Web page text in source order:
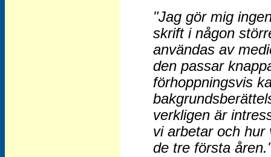
"Jag gör mig
skrift i någon
användas av
den passar
förhoppningsvis
verkligen är
vi arbetar och hur
de tre första